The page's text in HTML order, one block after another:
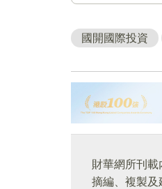
國開國際投資
財華網所刊載
摘編、複製及